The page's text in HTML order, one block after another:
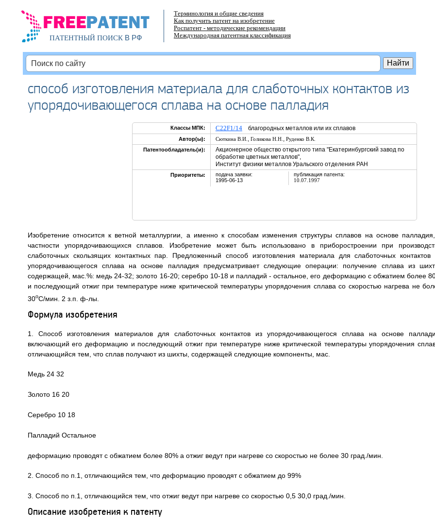
ПАТЕНТНЫЙ ПОИСКВ РФ
Терминология и общие сведения
Как получить патент на изобретение
Роспатент - методические рекомендации
Международная патентная классификация
способ изготовления материала для слаботочных контактов из
упорядочивающегося сплава на основе палладия
Классы МПК: C22F1/14благородных металлов или их сплавов
Автор(ы): Сюткина В.И. , Голикова Н.Н. , Руденко В.К.
Патентообладатель(и):
Акционерное общество открытого типа "Екатеринбургский завод по
обработке цветных металлов",
Институт физики металлов Уральского отделения РАН
Приоритеты:
подача заявки:
1995-06-13
публикация патента:
10.07.1997
Изобретение относится к ветной металлургии, а именно к способам изменения структуры сплавов на основе
частности упорядочивающихся сплавов. Изобретение может быть использовано в приборостроении при
слаботочных скользящих контактных пар. Предложенный способ изготовления материала для слаботочных контактов
упорядочивающегося сплава на основе палладия предусматривает следующие операции: получение сплава из
содержащей, мас.%: медь 24-32; золото 16-20; серебро 10-18 и палладий - остальное, его деформацию с обжатием более
и последующий отжиг при температуре ниже критической температуры упорядочения сплава со скоростью нагрева не
30oC/мин. 2 з.п. ф-лы.
Формула изобретения
1. Способ изготовления материалов для слаботочных контактов из упорядочивающегося сплава на основе
включающий его деформацию и последующий отжиг при температуре ниже критической температуры упорядочения
отличающийся тем, что сплав получают из шихты, содержащей следующие компоненты, мас.
Медь 24 32
Золото 16 20
Серебро 10 18
Палладий Остальное
деформацию проводят с обжатием более 80% а отжиг ведут при нагреве со скоростью не более 30 град./мин.
2. Способ по п.1, отличающийся тем, что деформацию проводят с обжатием до 99%
3. Способ по п.1, отличающийся тем, что отжиг ведут при нагреве со скоростью 0,5 30,0 град./мин.
Описание изобретения к патенту